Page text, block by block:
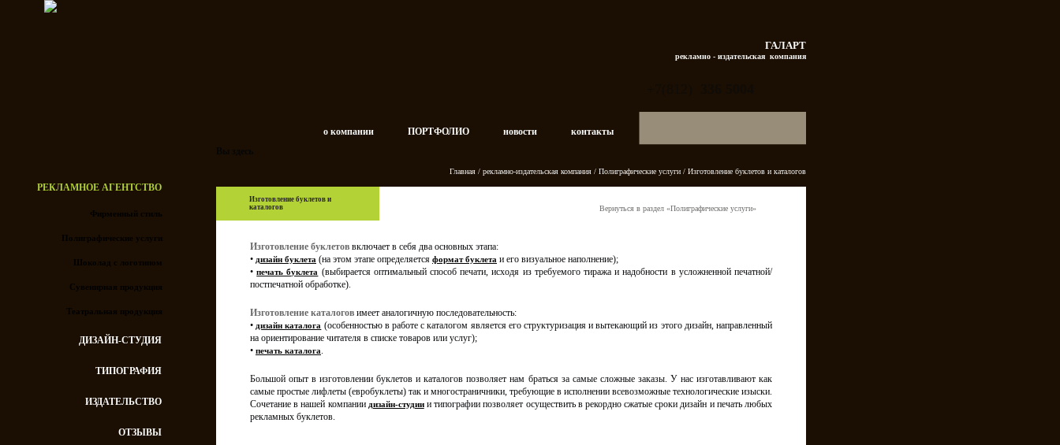
ГАЛАРТ
рекламно - издательская  компания
о компании ПОРТФОЛИО новости контакты
РЕКЛАМНОЕ АГЕНТСТВО
Фирменный стиль
Полиграфические услуги
Шоколад с логотипом
Сувенирная продукция
Театральная продукция
ДИЗАЙН-СТУДИЯ
ТИПОГРАФИЯ
ИЗДАТЕЛЬСТВО
ОТЗЫВЫ
Главная / рекламно-издательская компания / Полиграфические услуги / Изготовление буклетов и каталогов
Изготовление буклетов и
каталогов
Вернуться в раздел «Полиграфические услуги»
Изготовление буклетов включает в себя два основных этапа:
• дизайн буклета (на этом этапе определяется формат буклета и его визуальное наполнение);
•печать буклета (выбирается оптимальный способ печати, исходя из требуемого тиража и надобности в усложненной печатной/
постпечатной обработке).
Изготовление каталогов имеет аналогичную последовательность:
•дизайн каталога (особенностью в работе с каталогом является его структуризация и вытекающий из этого дизайн, направленный
на ориентирование читателя в списке товаров или услуг);
• печать каталога.
Большой опыт в изготовлении буклетов и каталогов позволяет нам браться за самые сложные заказы. У нас изготавливают как
самые простые лифлеты (евробуклеты) так и многостраничники, требующие в исполнении всевозможные технологические изыски.
Сочетание в нашей компании дизайн-студиии типографии позволяет осуществить в рекордно сжатые сроки дизайн и печать любых
рекламных буклетов.